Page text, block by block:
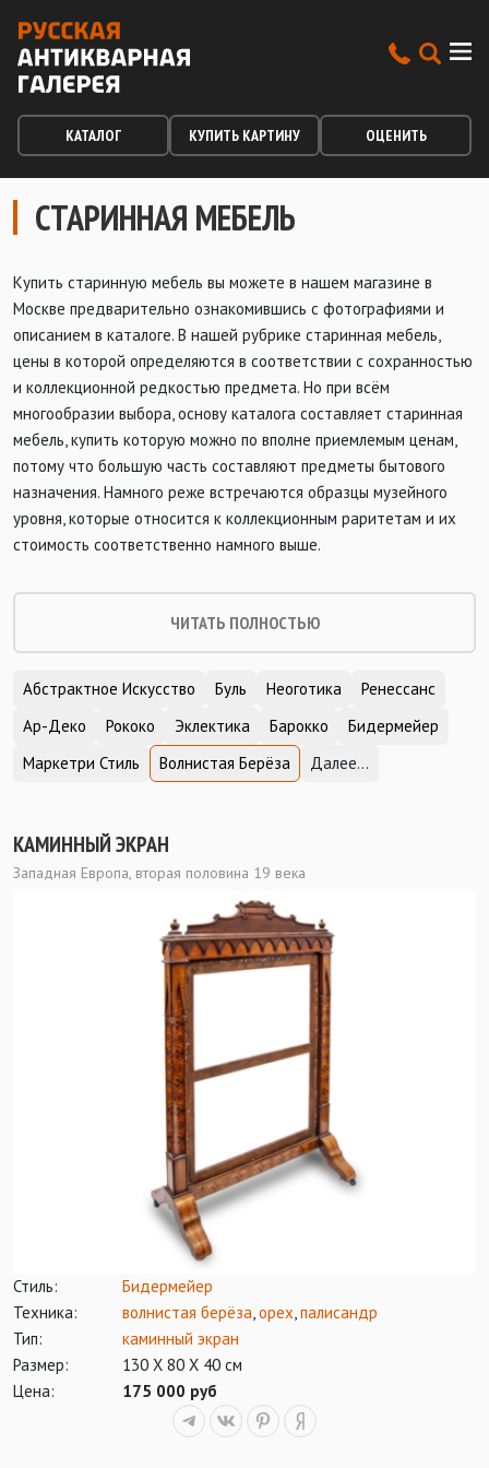
КАТАЛОГ КУПИТЬ КАРТИНУ ОЦЕНИТЬ
СТАРИННАЯ МЕБЕЛЬ
Купить старинную мебель вы можете в нашем магазине в
Москве предварительно ознакомившись с фотографиями и
описанием в каталоге. В нашей рубрике старинная мебель,
цены в которой определяются в соответствии с сохранностью
и коллекционной редкостью предмета. Но при всём
многообразии выбора, основу каталога составляет старинная
мебель, купить которую можно по вполне приемлемым ценам,
потому что большую часть составляют предметы бытового
назначения. Намного реже встречаются образцы музейного
уровня, которые относится к коллекционным раритетам и их
стоимость соответственно намного выше.
ЧИТАТЬ ПОЛНОСТЬЮ
Абстрактное Искусство Буль Неоготика
Ренессанс
Ар-Деко
Рококо Эклектика Барокко
Бидермейер
Маркетри Стиль
Волнистая Берёза Далее...
КАМИННЫЙ ЭКРАН
Западная Европа, вторая половина 19 века
Стиль:
Бидермейер
Техника:
волнистая берёза орех палисандр
Тип:
каминный экран
Размер:
130 Х 80 Х 40 см
Цена:
175 000 руб